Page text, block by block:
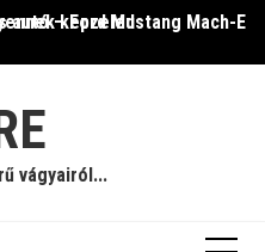
– Ford Mustang Mach-E
képzeled
vágyairól...